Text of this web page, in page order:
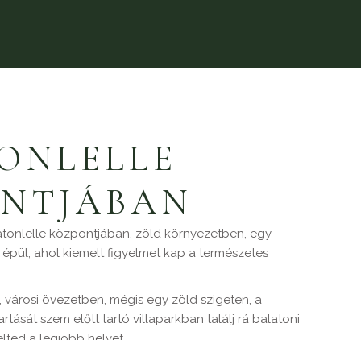
központjában, zöld környezetben, egy
ahol kiemelt figyelmet kap a természetes
övezetben, mégis egy zöld szigeten, a
szem előtt tartó villaparkban találj rá balatoni